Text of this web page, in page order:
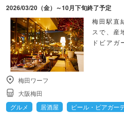
2026/03/20（金）～10月下旬終了予定
梅田駅直
スで、産
ドビアガ
梅田ワーフ
大阪梅田
グルメ
居酒屋 ビール・ビアガー